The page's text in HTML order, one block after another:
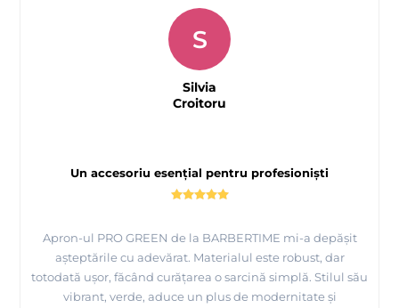
Un accesoriu esențial pentru profesioniști
Apron-ul PRO GREEN de la BARBERTIME mi-a depășit
așteptările cu adevărat. Materialul este robust, dar
totodată ușor, făcând curățarea o sarcină simplă. Stilul său
vibrant, verde, aduce un plus de modernitate și
S
Silvia
Croitoru